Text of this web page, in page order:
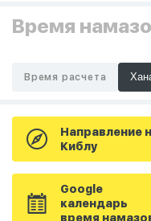
Время
Время расчета
Направление
Киблу
Google
календарь
время